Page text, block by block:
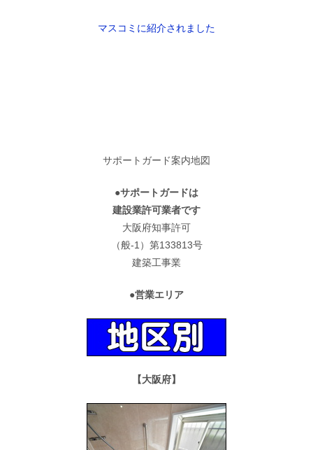
マスコミに紹介されました
サポートガード案内地図
●サポートガードは
建設業許可業者です
大阪府知事許可
（般-1）第133813号
建築工事業
●営業エリア
【大阪府】